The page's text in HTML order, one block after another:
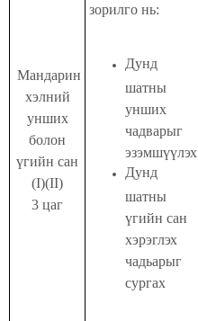
Мандарин
хэлний
унших
болон
үгийн сан
(I)(II)
3 цаг
зорилго нь:
Дунд
шатны
унших
чадварыг
эзэмшүүлэх
Дунд
шатны
үгийн сан
хэрэглэх
чадьарыг
сургах